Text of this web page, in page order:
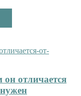
он отличается